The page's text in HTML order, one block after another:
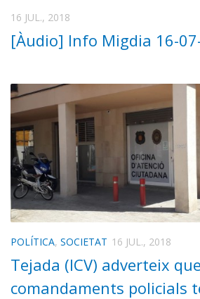
16 JUL., 2018
[Àudio] Info Migdia 16-
POLÍTICA, SOCIETAT 16 JUL., 2018
Tejada (ICV) adverteix
comandaments policials